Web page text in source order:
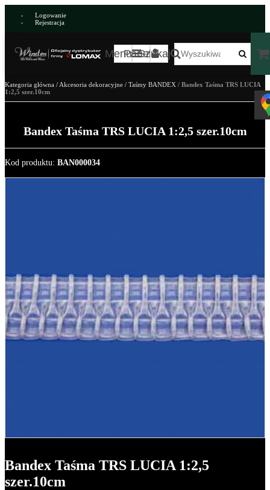
Logowanie
Rejestracja
MenuPanelSzukaj
Kategoria główna / Akcesoria dekoracyjne / Taśmy BANDEX / Bandex Taśma TRS LUCIA
1:2,5 szer.10cm
Bandex Taśma TRS LUCIA 1:2,5 szer.10cm
Kod produktu: BAN000034
Bandex Taśma TRS LUCIA 1:2,5
szer.10cm